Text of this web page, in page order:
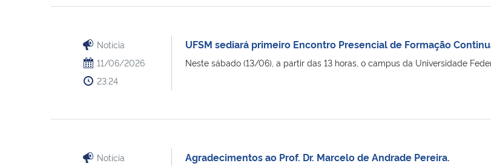
Notícia
11/06/2026
23:24
UFSM sediará primeiro Encontro Presencial de Formação
Neste sábado (13/06), a partir das 13 horas, o campus da Universidade
Notícia
Agradecimentos ao Prof. Dr. Marcelo de Andrade Pereira.